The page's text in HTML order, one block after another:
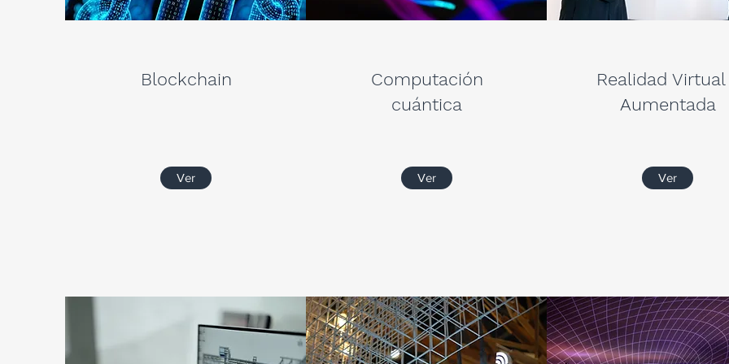
Blockchain
Ver
Computación
cuántica
Ver
Realidad Virtual
Aumentada
Ver